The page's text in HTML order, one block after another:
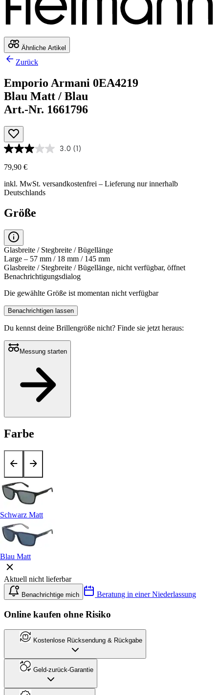
Ähnliche Artikel
Zurück
Emporio Armani 0EA4219
Blau Matt / Blau
Art.-Nr. 1661796
3.0 (1)
79,90 €
inkl. MwSt. versandkostenfrei – Lieferung nur innerhalb
Deutschlands
Größe
Glasbreite / Stegbreite / Bügellänge
Large – 57 mm / 18 mm / 145 mm
Glasbreite / Stegbreite / Bügellänge, nicht verfügbar, öffnet
Benachrichtigungsdialog
Die gewählte Größe ist momentan nicht verfügbar
Benachrichtigen lassen
Du kennst deine Brillengröße nicht? Finde sie jetzt heraus:
Messung starten
Farbe
Schwarz Matt
Blau Matt
Aktuell nicht lieferbar
Benachrichtige mich Beratung in einer Niederlassung
Online kaufen ohne Risiko
Kostenlose Rücksendung & Rückgabe
Geld-zurück-Garantie